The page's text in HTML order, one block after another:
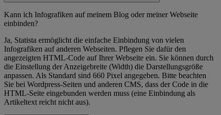
Kann ich Infografiken auf meinem Blog oder meiner Webseite
einbinden?
Ja, Statista ermöglicht die einfache Einbindung von vielen
Infografiken auf anderen Webseiten. Pflegen Sie dafür den
angezeigten HTML-Code auf Ihrer Webseite ein. Sie können durch
die Einstellung der Anzeigebreite (Width) die Darstellungsgröße
anpassen. Als Standard sind 660 Pixel angegeben. Bitte beachten
Sie bei Wordpress-Seiten und anderen CMS, dass der Code in die
HTML-Seite eingebunden werden muss (eine Einbindung als
Artikeltext reicht nicht aus).